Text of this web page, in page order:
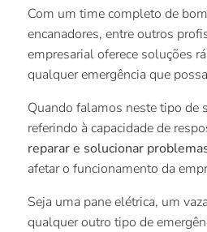
Com um time completo de
encanadores, entre outros
empresarial oferece soluções
qualquer emergência que
Quando falamos neste tipo de
referindo à capacidade de
reparar e solucionar
afetar o funcionamento da
Seja uma pane elétrica, um
qualquer outro tipo de